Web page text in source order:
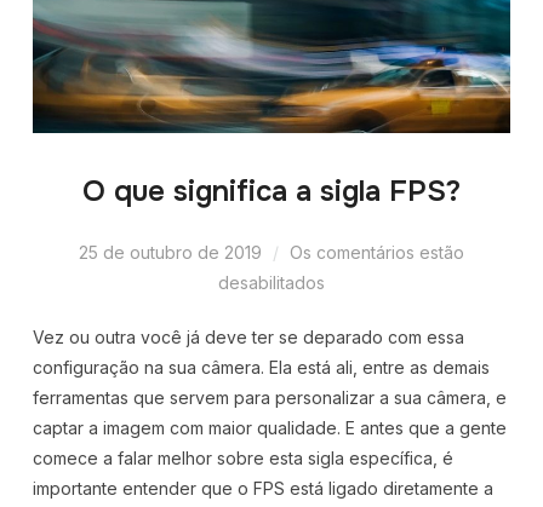
O que significa a sigla FPS?
25 de outubro de 2019
Os comentários estão
desabilitados
Vez ou outra você já deve ter se deparado com essa
configuração na sua câmera. Ela está ali, entre as demais
ferramentas que servem para personalizar a sua câmera, e
captar a imagem com maior qualidade. E antes que a gente
comece a falar melhor sobre esta sigla específica, é
importante entender que o FPS está ligado diretamente a